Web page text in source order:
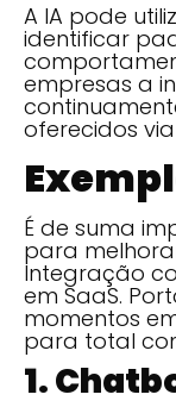
A IA pode
identificar
empresas a
oferecidos via
É de suma
para
Integração
em SaaS.
momentos
para total
1.